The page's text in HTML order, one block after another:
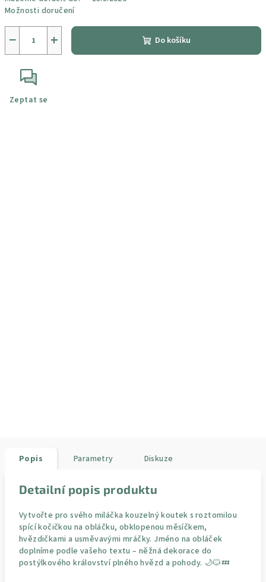
Možnosti doručení
+
− Do košíku
Zeptat se
Popis Parametry Diskuze
Detailní popis produktu
Vytvořte pro svého miláčka kouzelný koutek s roztomilou
spící kočičkou na obláčku, obklopenou měsíčkem,
hvězdičkami a usměvavými mráčky. Jméno na obláček
doplníme podle vašeho textu – něžná dekorace do
postýlkového království plného hvězd a pohody. 🌙🐱💤